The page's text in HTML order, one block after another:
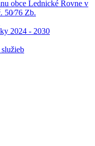
obce Lednické Rovne v
50⁄76 Zb.
2024 - 2030